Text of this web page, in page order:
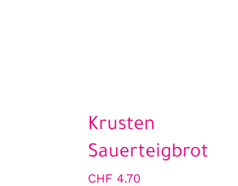
Krusten
Sauerteigbrot
CHF4.70